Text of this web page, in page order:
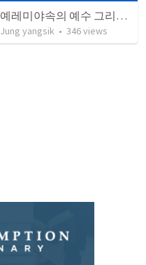
예레미야속의 예수 그리스도
Jung yangsik • 346views